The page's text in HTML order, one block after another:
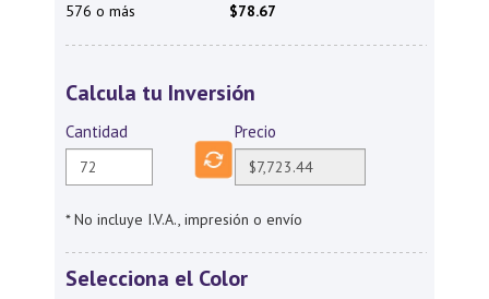
576 o más
$78.67
Calcula tu Inversión
Cantidad Precio
* No incluye I.V.A., impresión o envío
Selecciona el Color